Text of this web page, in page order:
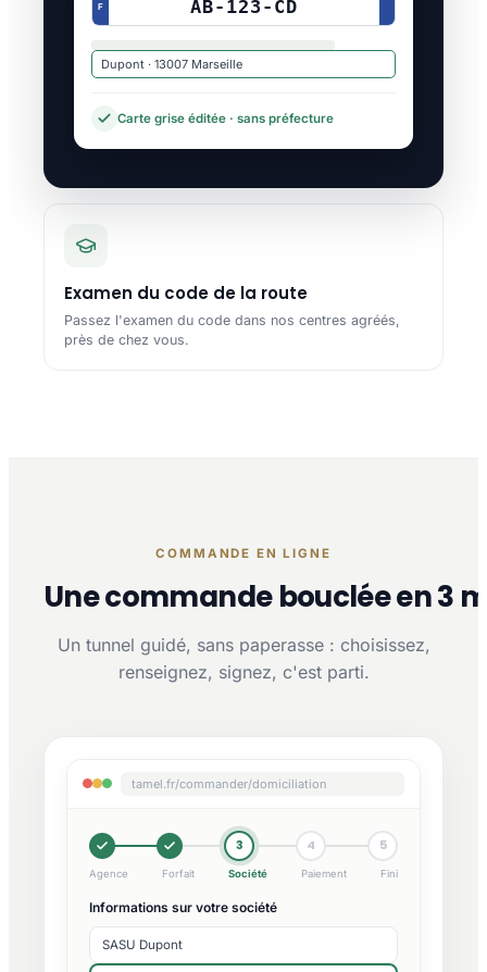
F AB-123-CD
Dupont · 13007 Marseille
Carte grise éditée · sans préfecture
Examen du code de la route
Passez l'examen du code dans nos centres agréés,
près de chez vous.
COMMANDE EN LIGNE
Une commande bouclée en 3
Un tunnel guidé, sans paperasse : choisissez,
renseignez, signez, c'est parti.
tamel.fr/commander/domiciliation
3 4 5
Agence Forfait Société Paiement Fini
Informations sur votre société
SASU Dupont